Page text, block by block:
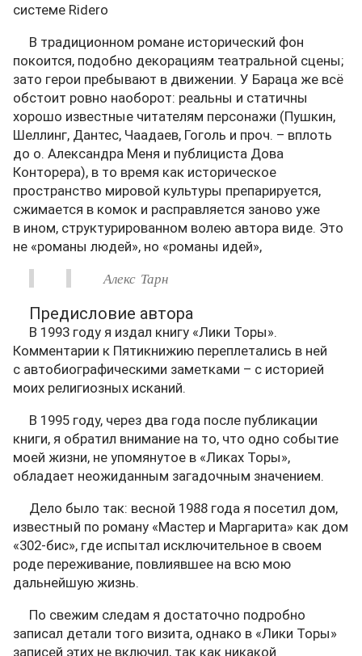
системе Ridero
В традиционном романе исторический фон
покоится, подобно декорациям театральной сцены;
зато герои пребывают в движении. У Бараца же всё
обстоит ровно наоборот: реальны и статичны
хорошо известные читателям персонажи (Пушкин,
Шеллинг, Дантес, Чаадаев, Гоголь и проч. – вплоть
до о. Александра Меня и публициста Дова
Конторера), в то время как историческое
пространство мировой культуры препарируется,
сжимается в комок и расправляется заново уже
в ином, структурированном волею автора виде. Это
не «романы людей», но «романы идей»,
Алекс Тарн
Предисловие автора
В 1993 году я издал книгу «Лики Торы».
Комментарии к Пятикнижию переплетались в ней
с автобиографическими заметками – с историей
моих религиозных исканий.
В 1995 году, через два года после публикации
книги, я обратил внимание на то, что одно событие
моей жизни, не упомянутое в «Ликах Торы»,
обладает неожиданным загадочным значением.
Дело было так: весной 1988 года я посетил дом,
известный по роману «Мастер и Маргарита» как дом
«302-бис», где испытал исключительное в своем
роде переживание, повлиявшее на всю мою
дальнейшую жизнь.
По свежим следам я достаточно подробно
записал детали того визита, однако в «Лики Торы»
записей этих не включил, так как никакой